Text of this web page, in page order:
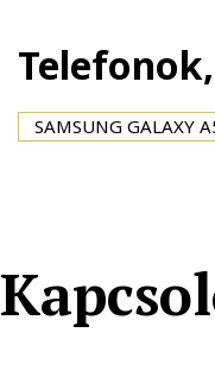
SAMSUNG GALAXY